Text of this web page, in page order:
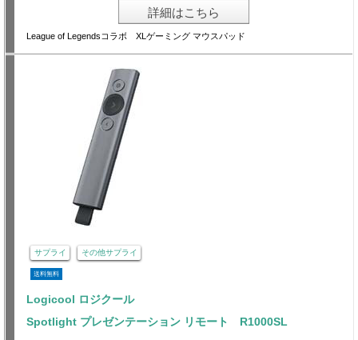
詳細はこちら
League of Legendsコラボ XLゲーミング マウスパッド
サプライ その他サプライ
送料無料
Logicool ロジクール
Spotlight プレゼンテーション リモート R1000SL